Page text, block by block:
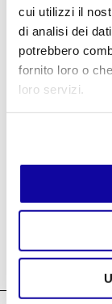
cui utilizzi il
di analisi dei
potrebbero
fornito loro o
loro servizi.